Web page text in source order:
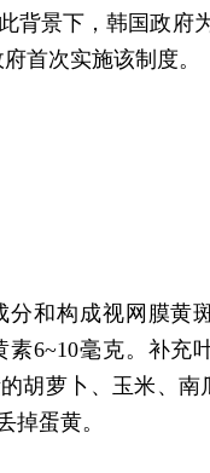
背景下，韩国政府
首次实施该制度。
和构成视网膜黄
6~10毫克。补充
胡萝卜、玉米、
掉蛋黄。